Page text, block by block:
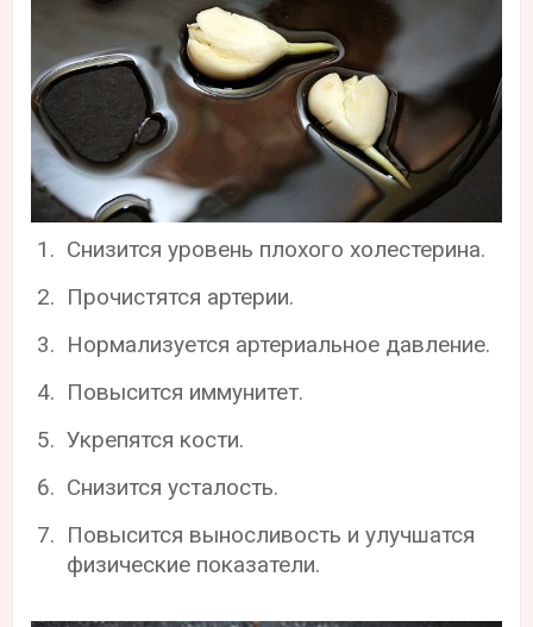
Снизится уровень плохого холестерина.
Прочистятся артерии.
Нормализуется артериальное давление.
Повысится иммунитет.
Укрепятся кости.
Снизится усталость.
Повысится выносливость и улучшатся
физические показатели.